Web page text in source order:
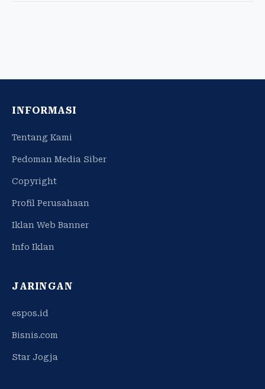
INFORMASI
Tentang Kami
Pedoman Media Siber
Copyright
Profil Perusahaan
Iklan Web Banner
Info Iklan
JARINGAN
espos.id
Bisnis.com
Star Jogja